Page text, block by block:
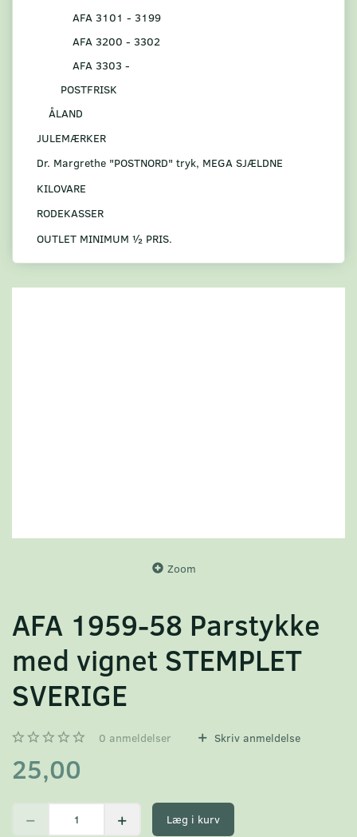
AFA 3101 - 3199
AFA 3200 - 3302
AFA 3303 -
POSTFRISK
ÅLAND
JULEMÆRKER
Dr. Margrethe "POSTNORD" tryk, MEGA SJÆLDNE
KILOVARE
RODEKASSER
OUTLET MINIMUM ½ PRIS.
Zoom
AFA 1959-58 Parstykke
med vignet STEMPLET
SVERIGE
0 anmeldelser Skriv anmeldelse
25,00
Læg i kurv